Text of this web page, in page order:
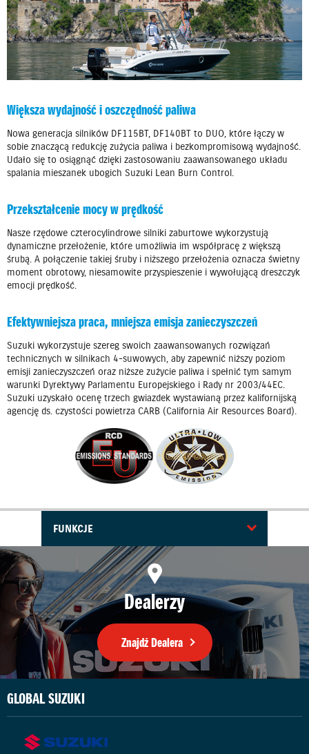
Większa wydajność i oszczędność paliwa
Nowa generacja silników DF115BT, DF140BT to DUO, które łączy w
sobie znaczącą redukcję zużycia paliwa i bezkompromisową wydajność.
Udało się to osiągnąć dzięki zastosowaniu zaawansowanego układu
spalania mieszanek ubogich Suzuki Lean Burn Control.
Przekształcenie mocy w prędkość
Nasze rzędowe czterocylindrowe silniki zaburtowe wykorzystują
dynamiczne przełożenie, które umożliwia im współpracę z większą
śrubą. A połączenie takiej śruby i niższego przełożenia oznacza świetny
moment obrotowy, niesamowite przyspieszenie i wywołującą dreszczyk
emocji prędkość.
Efektywniejsza praca, mniejsza emisja zanieczyszczeń
Suzuki wykorzystuje szereg swoich zaawansowanych rozwiązań
technicznych w silnikach 4-suwowych, aby zapewnić niższy poziom
emisji zanieczyszczeń oraz niższe zużycie paliwa i spełnić tym samym
warunki Dyrektywy Parlamentu Europejskiego i Rady nr 2003/44EC.
Suzuki uzyskało ocenę trzech gwiazdek wystawianą przez kalifornijską
agencję ds. czystości powietrza CARB (California Air Resources Board).
FUNKCJE
Dealerzy
Znajdź Dealera
GLOBAL SUZUKI